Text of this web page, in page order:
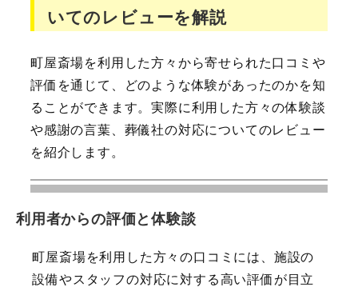
いてのレビューを解説
町屋斎場を利用した方々から寄せられた口コミや
評価を通じて、どのような体験があったのかを知
ることができます。実際に利用した方々の体験談
や感謝の言葉、葬儀社の対応についてのレビュー
を紹介します。
利用者からの評価と体験談
町屋斎場を利用した方々の口コミには、施設の
設備やスタッフの対応に対する高い評価が目立